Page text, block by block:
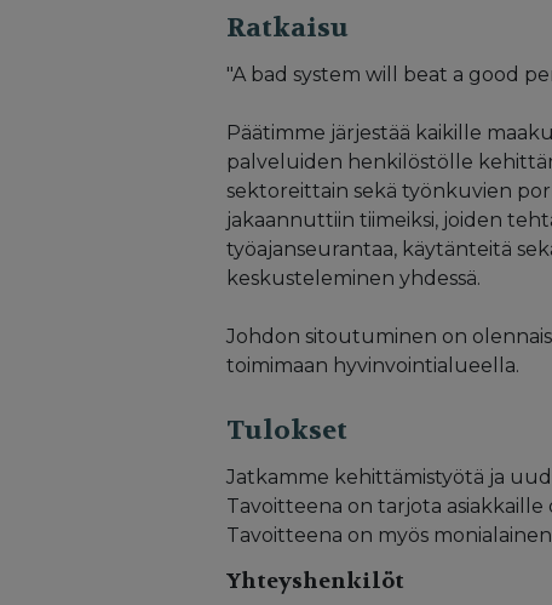
Ratkaisu
"A bad system will beat a good
Päätimme järjestää kaikille
palveluiden henkilöstölle
sektoreittain sekä työnkuvien
jakaannuttiin tiimeiksi, joiden
työajanseurantaa, käytänteitä
keskusteleminen yhdessä.
Johdon sitoutuminen on
toimimaan hyvinvointialueella.
Tulokset
Jatkamme kehittämistyötä ja
Tavoitteena on tarjota
Tavoitteena on myös
Yhteyshenkilöt